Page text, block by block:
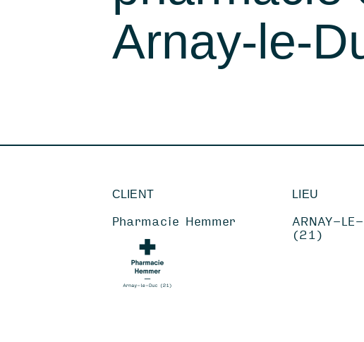
Arnay-le-
CLIENT
Pharmacie Hemmer
LIEU
ARNAY-
(21)